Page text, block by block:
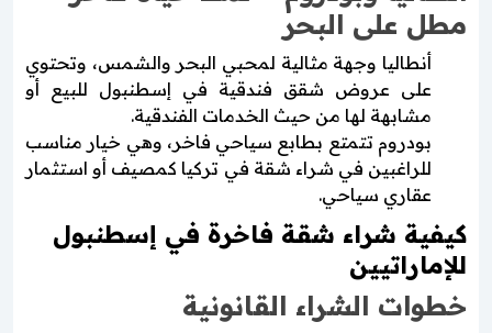
مطل على البحر
أنطاليا وجهة مثالية لمحبي البحر والشمس، وتحتوي
على عروض شقق فندقية في إسطنبول للبيع أو
مشابهة لها من حيث الخدمات الفندقية.
بودروم تتمتع بطابع سياحي فاخر، وهي خيار مناسب
للراغبين في شراء شقة في تركيا كمصيف أو استثمار
عقاري سياحي.
كيفية شراء شقة فاخرة في إسطنبول
للإماراتيين
خطوات الشراء القانونية